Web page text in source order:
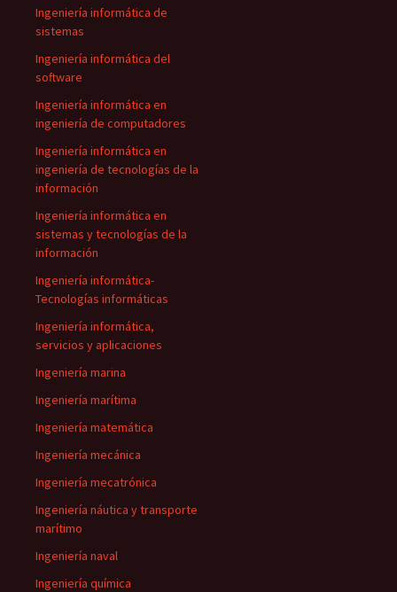
Ingeniería informática de
sistemas
Ingeniería informática del
software
Ingeniería informática en
ingeniería de computadores
Ingeniería informática en
ingeniería de tecnologías de la
información
Ingeniería informática en
sistemas y tecnologías de la
información
Ingeniería informática-
Tecnologías informáticas
Ingeniería informática,
servicios y aplicaciones
Ingeniería marina
Ingeniería marítima
Ingeniería matemática
Ingeniería mecánica
Ingeniería mecatrónica
Ingeniería náutica y transporte
marítimo
Ingeniería naval
Ingeniería química